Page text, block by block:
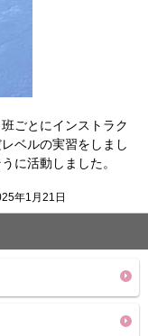
ごとにインストラク
ベルの実習をしまし
に活動しました。
年1月21日